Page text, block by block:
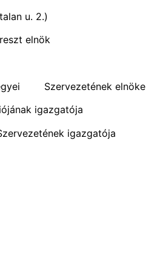
u. 2.)
elnök
Szervezetének elnöke
igazgatója
igazgatója